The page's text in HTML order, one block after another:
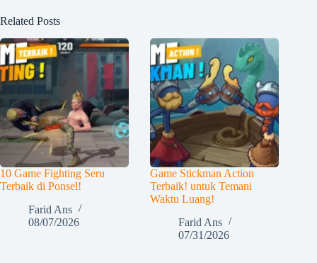
Related Posts
10 Game Fighting Seru
Terbaik di Ponsel!
Farid Ans
08/07/2026
Game Stickman Action
Terbaik! untuk Temani
Waktu Luang!
Farid Ans
07/31/2026